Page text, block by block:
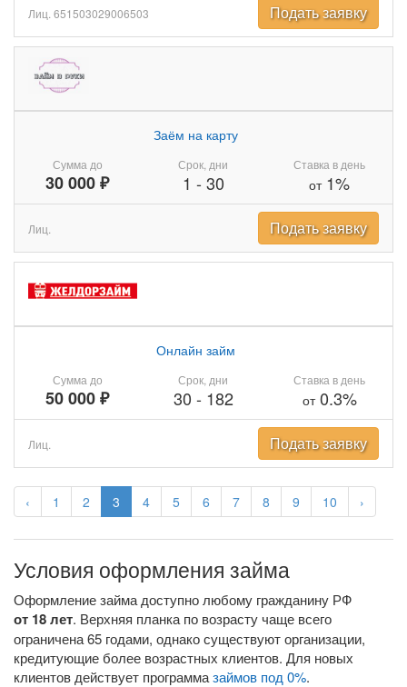
‹ 1 2 3 4 5 6 7 8 9 10 ›
Лиц. 651503029006503 Подать заявку
Сумма до
30 000 ₽
Заём на карту
Срок, дни
1 - 30
Ставка в день
от1%
Лиц. Подать заявку
Сумма до
50 000 ₽
Онлайн займ
Срок, дни
30 - 182
Ставка в день
от0.3%
Лиц. Подать заявку
Условия оформления займа
Оформление займа доступно любому гражданину РФ
от 18 лет. Верхняя планка по возрасту чаще всего
ограничена 65 годами, однако существуют организации,
кредитующие более возрастных клиентов. Для новых
клиентов действует программазаймов под 0%.